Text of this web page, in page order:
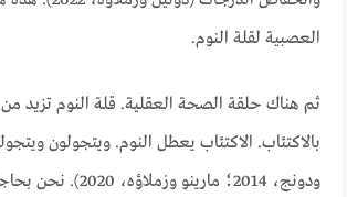
العصبية لقلة النوم.
ثم هناك حلقة الصحة العقلية. قلة النوم تزيد
بالاكتئاب. الاكتئاب يعطل النوم. ويتجولون
ودونج، 2014؛ مارينو